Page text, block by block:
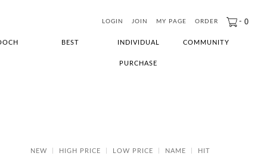
LOGIN JOIN MY PAGE ORDER - 0
BEST INDIVIDUAL
PURCHASE
COMMUNITY
NEW HIGH PRICE LOW PRICE NAME HIT